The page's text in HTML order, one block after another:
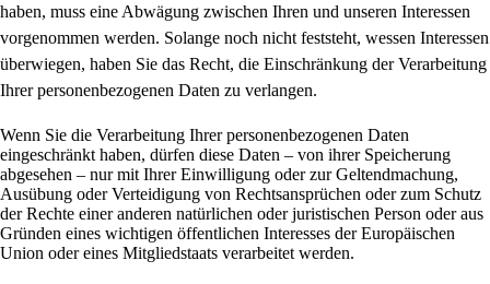
haben, muss eine Abwägung zwischen Ihren und unseren Interessen
vorgenommen werden. Solange noch nicht feststeht, wessen Interessen
überwiegen, haben Sie das Recht, die Einschränkung der Verarbeitung
Ihrer personenbezogenen Daten zu verlangen.
Wenn Sie die Verarbeitung Ihrer personenbezogenen Daten
eingeschränkt haben, dürfen diese Daten – von ihrer Speicherung
abgesehen – nur mit Ihrer Einwilligung oder zur Geltendmachung,
Ausübung oder Verteidigung von Rechtsansprüchen oder zum Schutz
der Rechte einer anderen natürlichen oder juristischen Person oder aus
Gründen eines wichtigen öffentlichen Interesses der Europäischen
Union oder eines Mitgliedstaats verarbeitet werden.